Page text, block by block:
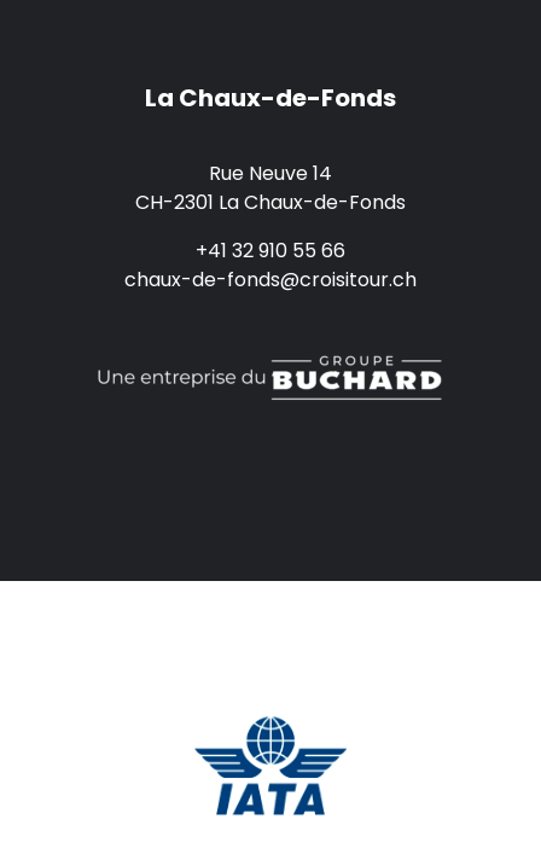
La Chaux-de-Fonds
Rue Neuve 14
CH-2301 La Chaux-de-Fonds
+41 32 910 55 66
chaux-de-fonds@croisitour.ch